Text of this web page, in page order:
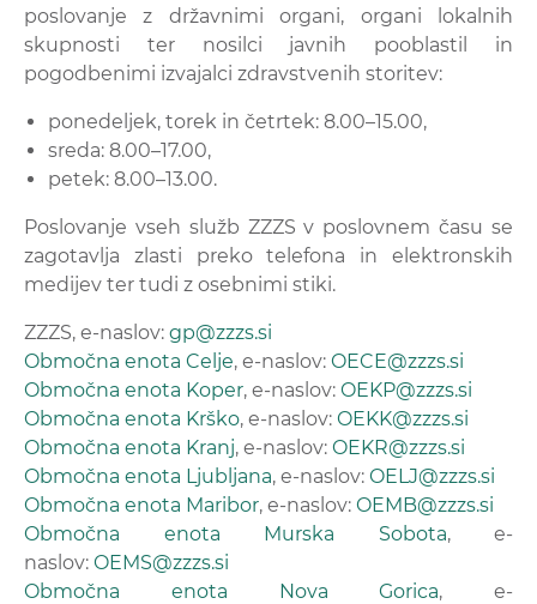
poslovanje z državnimi organi, organi lokalnih
skupnosti ter nosilci javnih pooblastil in
pogodbenimi izvajalci zdravstvenih storitev:
ponedeljek, torek in četrtek: 8.00–15.00,
sreda: 8.00–17.00,
petek: 8.00–13.00.
Poslovanje vseh služb ZZZS v poslovnem času se
zagotavlja zlasti preko telefona in elektronskih
medijev ter tudi z osebnimi stiki.
ZZZS, e-naslov: gp@zzzs.si
Območna enota Celje, e-naslov: OECE@zzzs.si
Območna enota Koper, e-naslov: OEKP@zzzs.si
Območna enota Krško, e-naslov: OEKK@zzzs.si
Območna enota Kranj, e-naslov: OEKR@zzzs.si
Območna enota Ljubljana, e-naslov: OELJ@zzzs.si
Območna enota Maribor, e-naslov: OEMB@zzzs.si
Območna enota Murska Sobota, e-
naslov: OEMS@zzzs.si
Območna enota Nova Gorica, e-